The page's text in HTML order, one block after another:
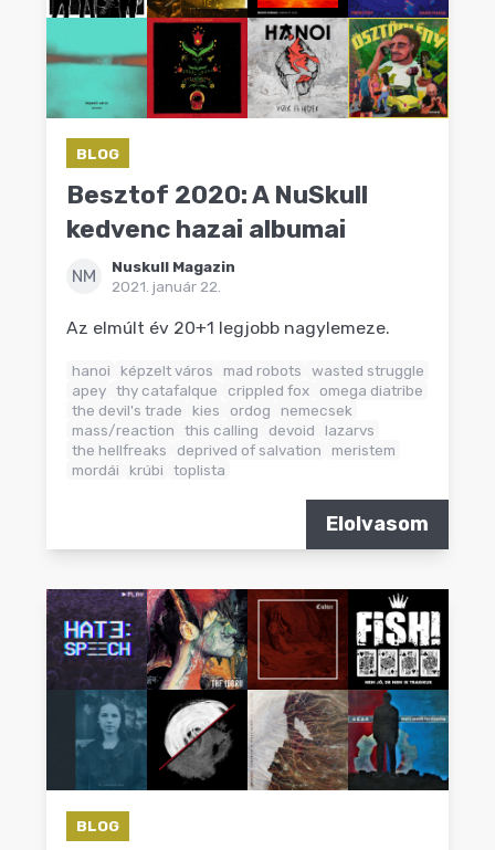
BLOG
Besztof 2020: A NuSkull
kedvenc hazai albumai
NM
Nuskull Magazin
2021. január 22.
Az elmúlt év 20+1 legjobb nagylemeze.
hanoi képzelt város mad robots
wasted struggle
apey thy catafalque crippled fox omega diatribe
the devil's trade
kies ordog
nemecsek
mass/reaction
this calling devoid
lazarvs
the hellfreaks
deprived of salvation
meristem
mordái
krúbi toplista
Elolvasom
BLOG